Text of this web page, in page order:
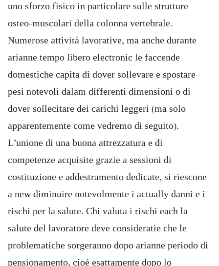
uno sforzo fisico in particolare sulle strutture
osteo-muscolari della colonna vertebrale.
Numerose attività lavorative, ma anche durante
arianne tempo libero electronic le faccende
domestiche capita di dover sollevare e spostare
pesi notevoli dalam differenti dimensioni o di
dover sollecitare dei carichi leggeri (ma solo
apparentemente come vedremo di seguito).
L’unione di una buona attrezzatura e di
competenze acquisite grazie a sessioni di
costituzione e addestramento dedicate, si riescone
a new diminuire notevolmente i actually danni e i
rischi per la salute. Chi valuta i rischi each la
salute del lavoratore deve consideratie che le
problematiche sorgeranno dopo arianne periodo di
pensionamento, cioè esattamente dopo lo